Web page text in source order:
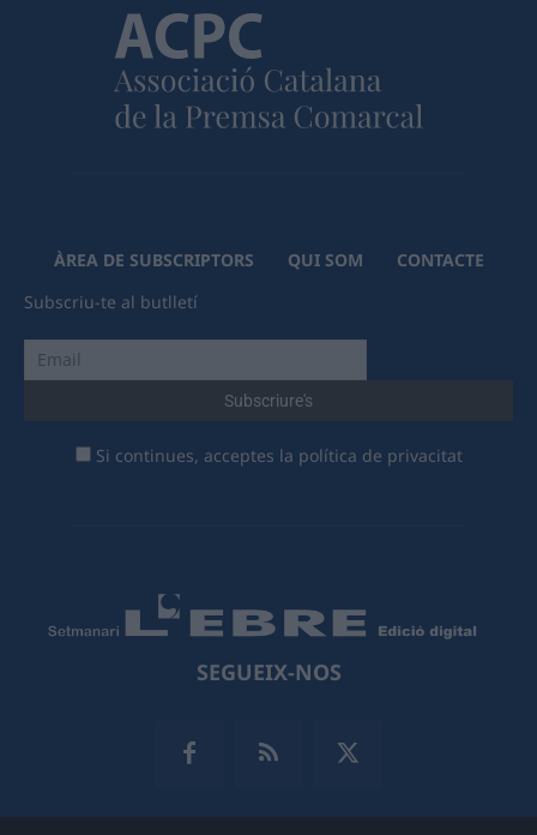
ÀREA DE SUBSCRIPTORS QUI SOM
CONTACTE
Subscriu-te al butlletí
Si continues, acceptes la política de privacitat
SEGUEIX-NOS